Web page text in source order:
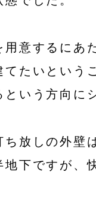
用意するにあ
たいという
いう方向に
放しの外壁
下ですが、